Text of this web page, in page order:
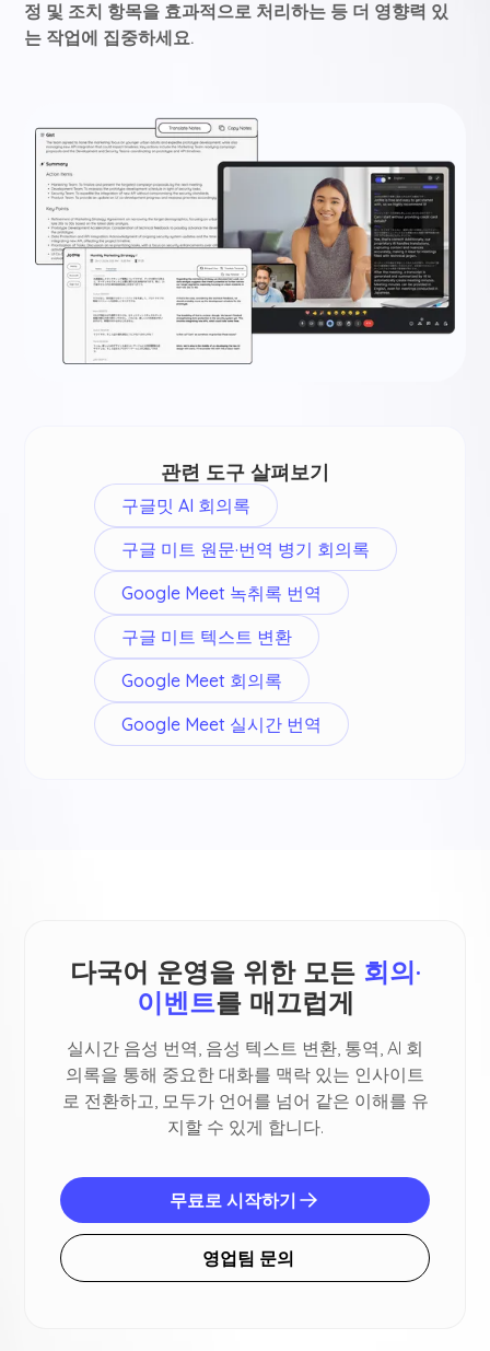
정 및 조치 항목을 효과적으로 처리하는 등 더 영향력 있
는 작업에 집중하세요.
관련 도구 살펴보기
구글밋 AI 회의록
구글 미트 원문·번역 병기 회의록
Google Meet 녹취록 번역
구글 미트 텍스트 변환
Google Meet 회의록
Google Meet 실시간 번역
다국어 운영을 위한 모든 회의·
이벤트를 매끄럽게
실시간 음성 번역, 음성 텍스트 변환, 통역, AI 회
의록을 통해 중요한 대화를 맥락 있는 인사이트
로 전환하고, 모두가 언어를 넘어 같은 이해를 유
지할 수 있게 합니다.
무료로 시작하기
영업팀 문의